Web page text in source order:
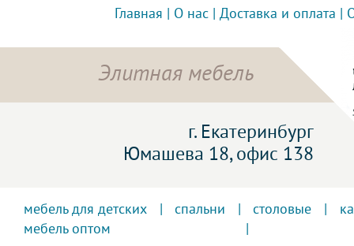
Главная О нас Доставка и оплата
Элитная мебель
г. Екатеринбург
Юмашева 18, офис 138
мебель для детских спальни столовые
мебель оптом